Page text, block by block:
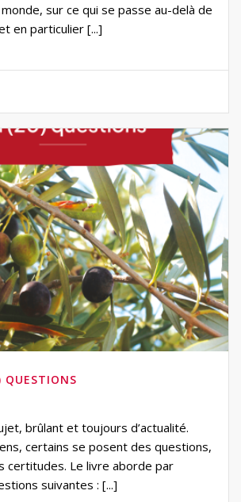
sur ce qui se passe au-delà de
en particulier [...]
QUESTIONS
brûlant et toujours d’actualité.
certains se posent des questions,
certitudes. Le livre aborde par
suivantes : [...]